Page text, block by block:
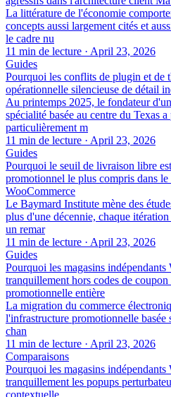
La littérature de l'économie
concepts aussi largement cités et
le cadre nu
11 min de lecture · April 23, 2026
Guides
Pourquoi les conflits de plugin et de
opérationnelle silencieuse de détail
Au printemps 2025, le fondateur
spécialité basée au centre du Texas a
particulièrement m
11 min de lecture · April 23, 2026
Guides
Pourquoi le seuil de livraison libre
promotionnel le plus compris dans
WooCommerce
Le Baymard Institute mène des
plus d'une décennie, chaque
un remar
11 min de lecture · April 23, 2026
Guides
Pourquoi les magasins
tranquillement hors codes de
promotionnelle entière
La migration du commerce
l'infrastructure promotionnelle basée
chan
11 min de lecture · April 23, 2026
Comparaisons
Pourquoi les magasins
tranquillement les popups
contextuelle